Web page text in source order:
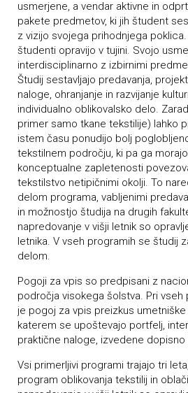
usmerjene, a vendar aktivne in
pakete predmetov, ki jih študent
z vizijo svojega prihodnjega
študenti opravijo v tujini. Svojo
interdisciplinarno z izbirnimi
Študij sestavljajo predavanja,
naloge, ohranjanje in razvijanje
individualno oblikovalsko delo.
primer samo tkane tekstilije) lahko
istem času ponudijo bolj
tekstilnem področju, ki pa ga
konceptualne zapletenosti
tekstilstvo netipičnimi okolji. To
delom programa, vabljenimi
in možnostjo študija na drugih
napredovanje v višji letnik so
letnika. V vseh programih se študij
delom.
Pogoji za vpis so predpisani z
področja visokega šolstva. Pri vseh
je pogoj za vpis preizkus
katerem se upoštevajo portfelj,
praktične naloge, izvedene
Vsi primerljivi programi trajajo tri
program oblikovanja tekstilij in